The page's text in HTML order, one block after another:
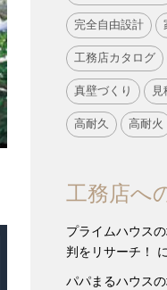
完全自由設計
工務店カタログ
真壁づくり 見
高耐久 高耐火
工務店へ
プライムハウス
判をリサーチ！
パパまるハウス